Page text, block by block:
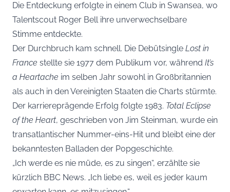
Die Entdeckung erfolgte in einem Club in Swansea, wo
Talentscout Roger Bell ihre unverwechselbare
Stimme entdeckte.
Der Durchbruch kam schnell. Die Debütsingle Lost in
France stellte sie 1977 dem Publikum vor, während It’s
a Heartache im selben Jahr sowohl in Großbritannien
als auch in den Vereinigten Staaten die Charts stürmte.
Der karriereprägende Erfolg folgte 1983. Total Eclipse
of the Heart, geschrieben von Jim Steinman, wurde ein
transatlantischer Nummer-eins-Hit und bleibt eine der
bekanntesten Balladen der Popgeschichte.
„Ich werde es nie müde, es zu singen“, erzählte sie
kürzlich BBC News. „Ich liebe es, weil es jeder kaum